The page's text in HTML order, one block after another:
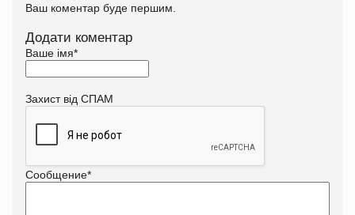
Ваш коментар буде першим.
Додати коментар
Ваше імя*
Захист від СПАМ
Сообщение*